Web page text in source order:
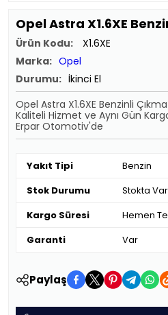
Opel Astra X1.6XE
Ürün Kodu:
X1.6XE
Marka: Opel
Durumu: İkinci El
Opel Astra X1.6XE Benzinli
Kaliteli Hizmet ve Aynı Gün
Erpar Otomotiv'de
Yakıt Tipi
Benzin
Stok Durumu
Stokta Var
Kargo Süresi
Hemen
Garanti
Var
Paylaş